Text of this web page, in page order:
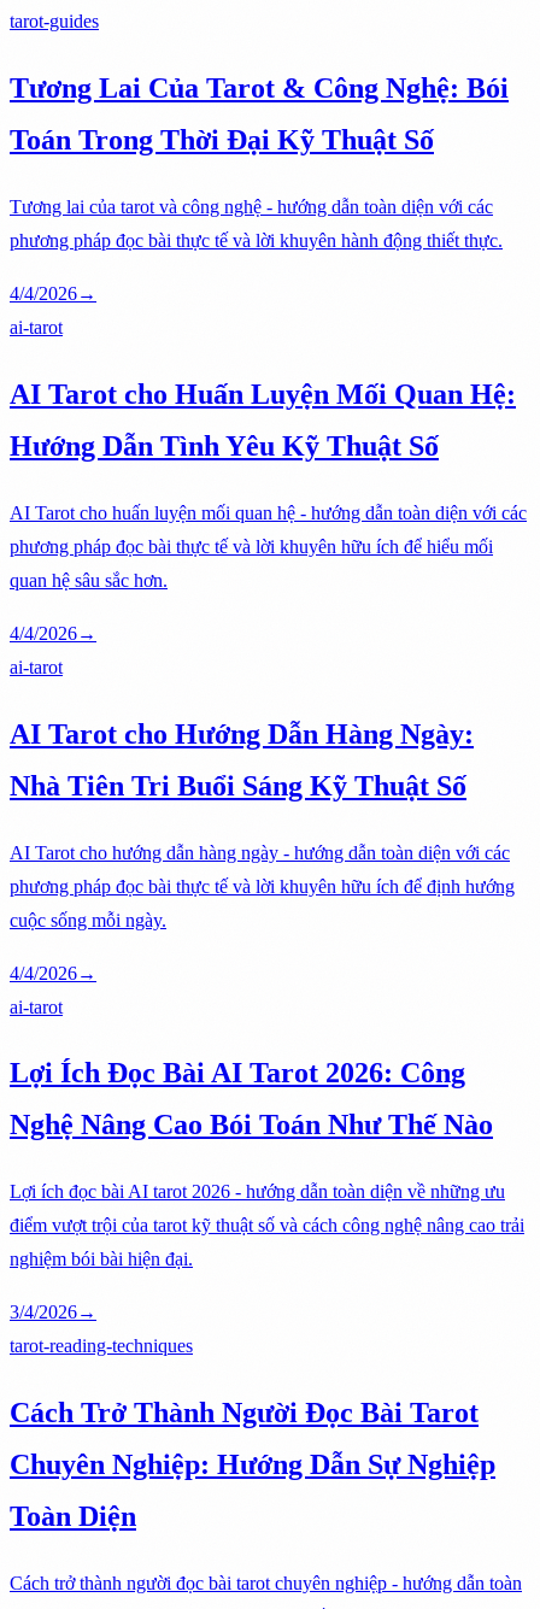
tarot-guides
Tương Lai Của Tarot & Công Nghệ: Bói
Toán Trong Thời Đại Kỹ Thuật Số
Tương lai của tarot và công nghệ - hướng dẫn toàn diện với các
phương pháp đọc bài thực tế và lời khuyên hành động thiết thực.
4/4/2026→
ai-tarot
AI Tarot cho Huấn Luyện Mối Quan Hệ:
Hướng Dẫn Tình Yêu Kỹ Thuật Số
AI Tarot cho huấn luyện mối quan hệ - hướng dẫn toàn diện với các
phương pháp đọc bài thực tế và lời khuyên hữu ích để hiểu mối
quan hệ sâu sắc hơn.
4/4/2026→
ai-tarot
AI Tarot cho Hướng Dẫn Hàng Ngày:
Nhà Tiên Tri Buổi Sáng Kỹ Thuật Số
AI Tarot cho hướng dẫn hàng ngày - hướng dẫn toàn diện với các
phương pháp đọc bài thực tế và lời khuyên hữu ích để định hướng
cuộc sống mỗi ngày.
4/4/2026→
ai-tarot
Lợi Ích Đọc Bài AI Tarot 2026: Công
Nghệ Nâng Cao Bói Toán Như Thế Nào
Lợi ích đọc bài AI tarot 2026 - hướng dẫn toàn diện về những ưu
điểm vượt trội của tarot kỹ thuật số và cách công nghệ nâng cao trải
nghiệm bói bài hiện đại.
3/4/2026→
tarot-reading-techniques
Cách Trở Thành Người Đọc Bài Tarot
Chuyên Nghiệp: Hướng Dẫn Sự Nghiệp
Toàn Diện
Cách trở thành người đọc bài tarot chuyên nghiệp - hướng dẫn toàn